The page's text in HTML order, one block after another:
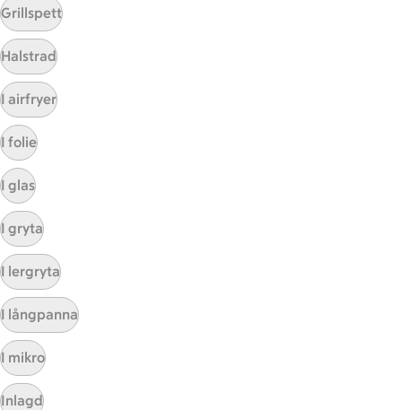
Här hittar du alla goda recept du har sparat och
Sidfot
Kundservice
Kontakta oss
Grillspett
Halstrad
I airfryer
I folie
I glas
I gryta
I lergryta
I långpanna
I mikro
Inlagd